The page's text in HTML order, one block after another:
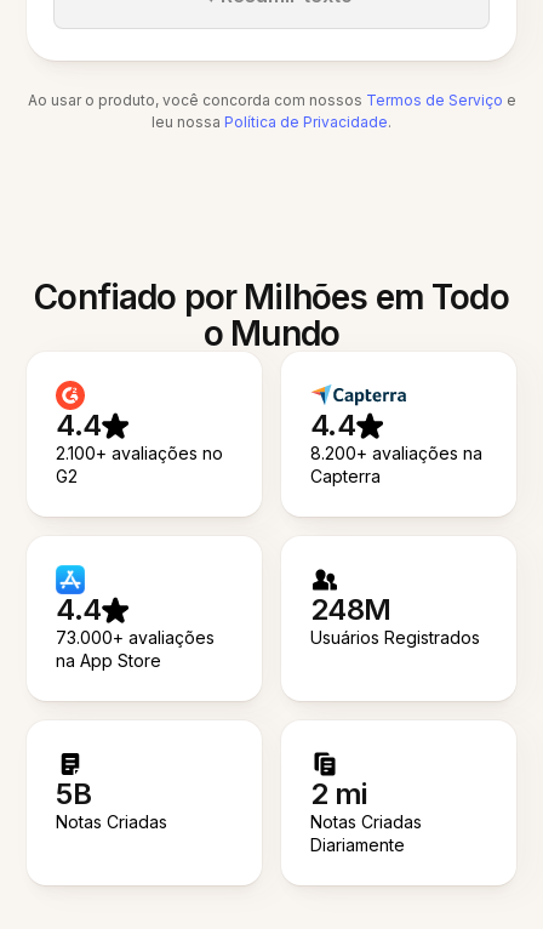
Ao usar o produto, você concorda com nossos Termos de Serviço e
leu nossa Política de Privacidade.
Confiado por Milhões em Todo
o Mundo
4.4
2.100+ avaliações no
G2
4.4
8.200+ avaliações na
Capterra
4.4
73.000+ avaliações
na App Store
248M
Usuários Registrados
5B
Notas Criadas
2 mi
Notas Criadas
Diariamente